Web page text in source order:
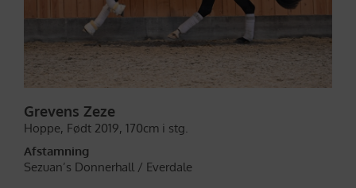
Grevens Zeze
Hoppe, Født 2019, 170cm i stg.
Afstamning
Sezuan’s Donnerhall / Everdale